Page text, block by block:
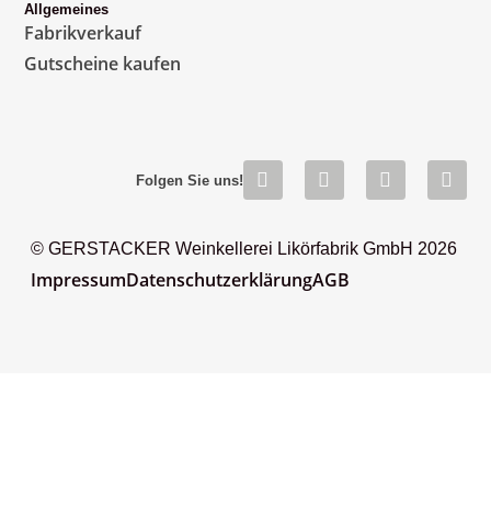
Allgemeines
Fabrikverkauf
Gutscheine kaufen
Folgen Sie uns!
© GERSTACKER Weinkellerei Likörfabrik GmbH 2026
ImpressumDatenschutzerklärungAGB